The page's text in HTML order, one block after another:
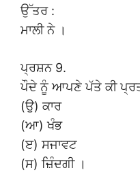
ਉੱਤਰ :
ਮਾਲੀ ਨੇ ।
ਪ੍ਰਸ਼ਨ 9.
ਪੌਦੇ ਨੂੰ ਆਪਣੇ ਪੱਤੇ ਕੀ
(ਉ) ਕਾਰ
(ਆ) ਖੰਭ
(ੲ) ਸਜਾਵਟ
(ਸ) ਜ਼ਿੰਦਗੀ ।